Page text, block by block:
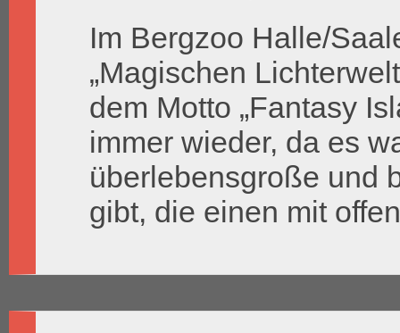
Im Bergzoo Halle/
„Magischen
dem Motto „Fantasy
immer wieder, da es
überlebensgroße und
gibt, die einen mit